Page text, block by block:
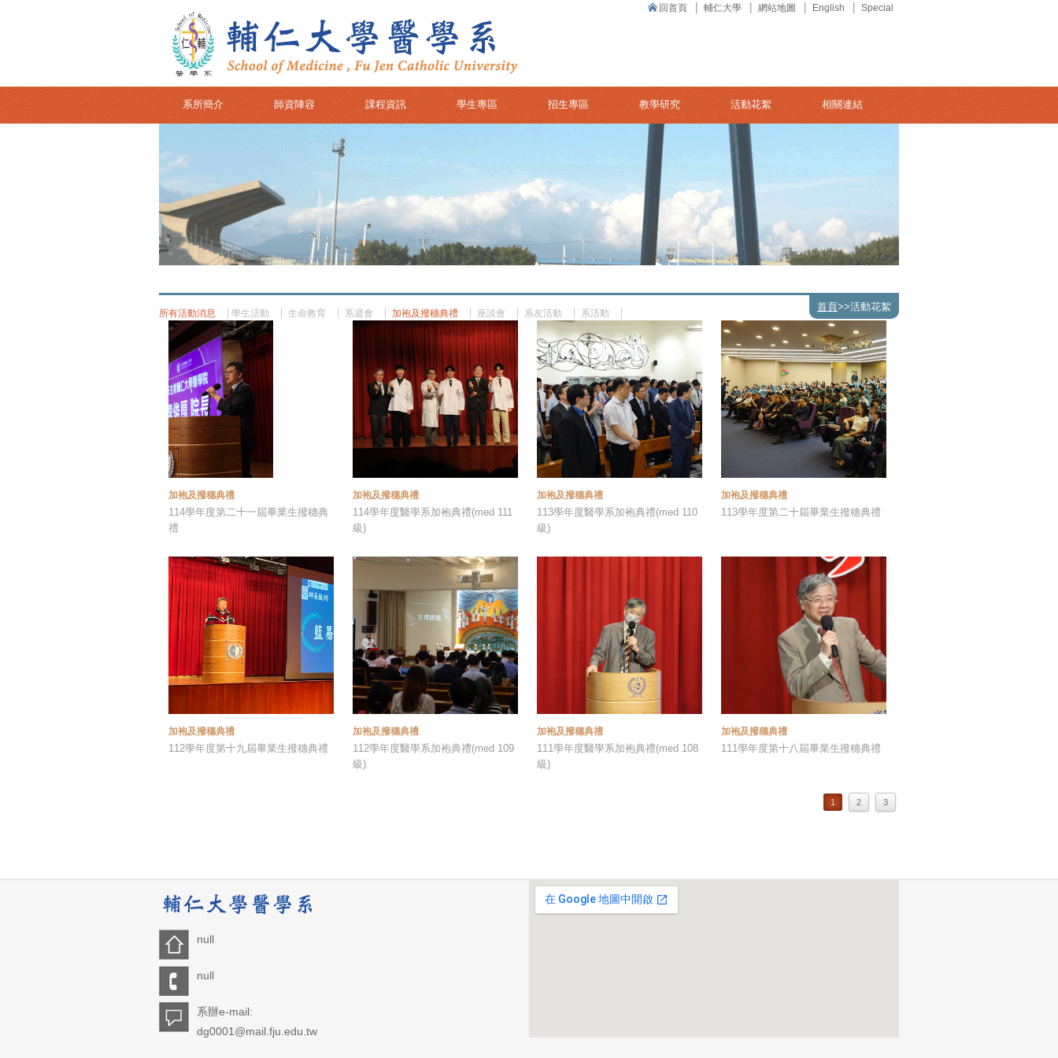
回首頁 輔仁大學 網站地圖 English Special
系所簡介 師資陣容 課程資訊 學生專區 招生專區 教學研究 活動花絮 相關連結
首頁>>活動花絮
所有活動消息 學生活動 生命教育 系週會 加袍及撥穗典禮 座談會 系友活動 系活動
加袍及撥穗典禮
114學年度第二十一屆畢業生撥穗典
禮
加袍及撥穗典禮
114學年度醫學系加袍典禮(med 111
級)
加袍及撥穗典禮
113學年度醫學系加袍典禮(med 110
級)
加袍及撥穗典禮
113學年度第二十屆畢業生撥穗典禮
加袍及撥穗典禮
112學年度第十九屆畢業生撥穗典禮
加袍及撥穗典禮
112學年度醫學系加袍典禮(med 109
級)
加袍及撥穗典禮
111學年度醫學系加袍典禮(med 108
級)
加袍及撥穗典禮
111學年度第十八屆畢業生撥穗典禮
1 2 3
null
null
系辦e-mail:
dg0001@mail.fju.edu.tw